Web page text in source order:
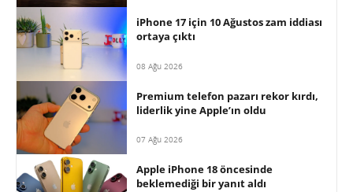
iPhone 17 için 10 Ağustos zam iddiası
ortaya çıktı
08 Ağu 2026
Premium telefon pazarı rekor kırdı,
liderlik yine Apple’ın oldu
07 Ağu 2026
Apple iPhone 18 öncesinde
beklemediği bir yanıt aldı